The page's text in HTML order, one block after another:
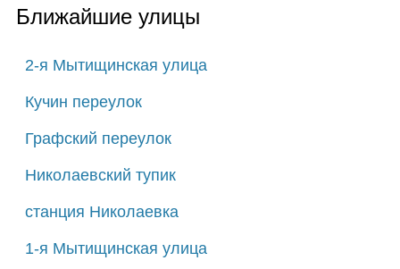
Ближайшие улицы
2-я Мытищинская улица
Кучин переулок
Графский переулок
Николаевский тупик
станция Николаевка
1-я Мытищинская улица